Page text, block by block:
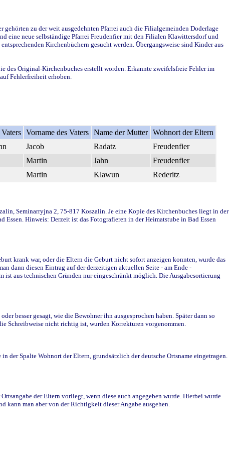
zu der weit ausgedehnten Pfarrei auch die Filialgemeinden Doderlage
eine neue selbständige Pfarrei Freudenfier mit den Filialen Klawittersdorf und
Kirchenbüchern gesucht werden. Übergangsweise sind Kinder aus
Original-Kirchenbuches erstellt worden. Erkannte zweifelsfreie Fehler im
Fehlerfreiheit erhoben.
Vorname des Vaters Name der Mutter Wohnort der Eltern
Jacob Radatz
Freudenfier
Martin Jahn
Freudenfier
Martin Klawun Rederitz
Seminarryjna 2, 75-817 Koszalin. Je eine Kopie des Kirchenbuches liegt in der
Hinweis: Derzeit ist das Fotografieren in der Heimatstube in Bad Essen
krank war, oder die Eltern die Geburt nicht sofort anzeigen konnten, wurde das
dann diesen Eintrag auf der derzeitigen aktuellen Seite - am Ende -
aus technischen Gründen nur eingeschränkt möglich. Die Ausgabesortierung
besser gesagt, wie die Bewohner ihn ausgesprochen haben. Später dann so
Schreibweise nicht richtig ist, wurden Korrekturen vorgenommen.
der Spalte Wohnort der Eltern, grundsätzlich der deutsche Ortsname eingetragen.
der Eltern vorliegt, wenn diese auch angegeben wurde. Hierbei wurde
kann man aber von der Richtigkeit dieser Angabe ausgehen.